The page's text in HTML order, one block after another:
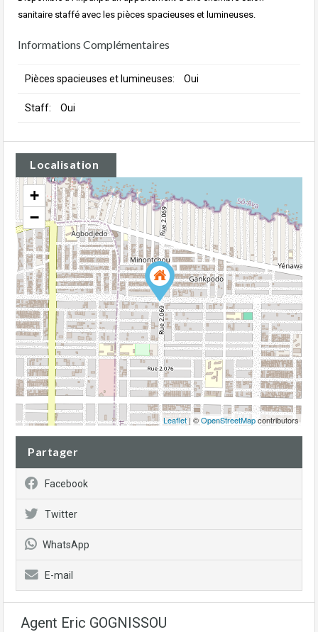
sanitaire staffé avec les pièces spacieuses et lumineuses.
Informations Complémentaires
Pièces spacieuses et lumineuses: Oui
Staff: Oui
Localisation
+
−
Leaflet| ©OpenStreetMapcontributors
Partager
Facebook
Twitter
WhatsApp
E-mail
Agent Eric GOGNISSOU